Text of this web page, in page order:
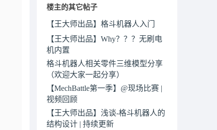
楼主的其它帖子
【王大师出品】格斗机器人入门
【王大师出品】Why？？？无刷电
机内置
格斗机器人相关零件三维模型分享
（欢迎大家一起分享）
【MechBattle第一季】@现场比赛 |
视频回顾
【王大师出品】浅谈-格斗机器人的
结构设计 | 持续更新